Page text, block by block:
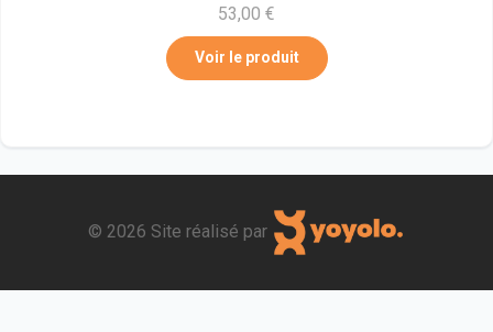
53,00 €
Voir le produit
© 2026 Site réalisé par